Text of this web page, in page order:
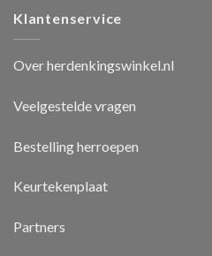
Klantenservice
Over herdenkingswinkel.nl
Veelgestelde vragen
Bestelling herroepen
Keurtekenplaat
Partners